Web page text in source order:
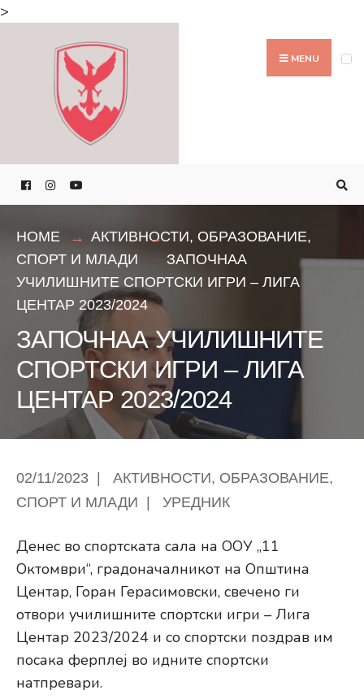
>
MENU
HOME АКТИВНОСТИ, ОБРАЗОВАНИЕ,
СПОРТ И МЛАДИ
ЗАПОЧНАА
УЧИЛИШНИТЕ СПОРТСКИ ИГРИ – ЛИГА
ЦЕНТАР 2023/2024
ЗАПОЧНАА УЧИЛИШНИТЕ
СПОРТСКИ ИГРИ – ЛИГА
ЦЕНТАР 2023/2024
02/11/2023 АКТИВНОСТИ, ОБРАЗОВАНИЕ,
СПОРТ И МЛАДИ
УРЕДНИК
Денес во спортската сала на ООУ „11
Октомври“, градоначалникот на Општина
Центар, Горан Герасимовски, свечено ги
отвори училишните спортски игри – Лига
Центар 2023/2024 и со спортски поздрав им
посака ферплеј во идните спортски
натпревари.